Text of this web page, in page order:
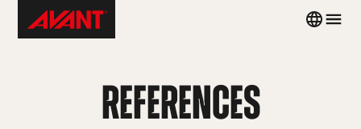
content
Avant
Tecno
Poland
Country
REFERENCES